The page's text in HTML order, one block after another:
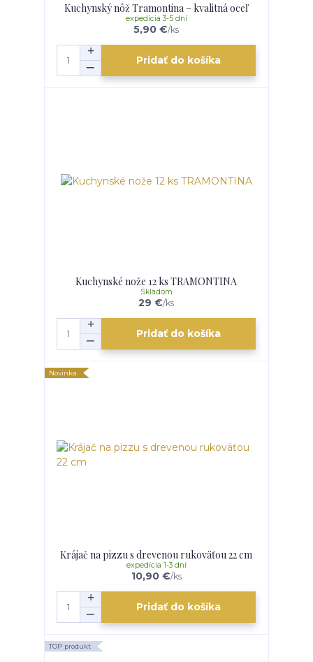
Kuchynský nôž Tramontina – kvalitná oceľ
5,90 €/ks
expedícia 3-5 dní
Pridať do košíka
Kuchynské nože 12 ks TRAMONTINA
29 €/ks
Skladom
Pridať do košíka
Novinka
Krájač na pizzu s drevenou rukoväťou 22 cm
10,90 €/ks
expedícia 1-3 dní
Pridať do košíka
TOP produkt